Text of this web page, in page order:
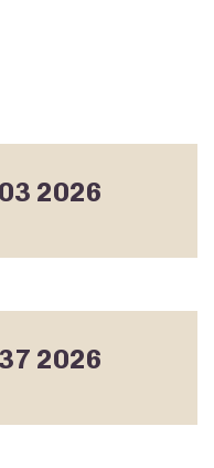
2026
2026